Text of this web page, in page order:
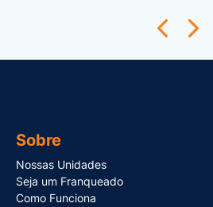
Sobre
Nossas Unidades
Seja um Franqueado
Como Funciona